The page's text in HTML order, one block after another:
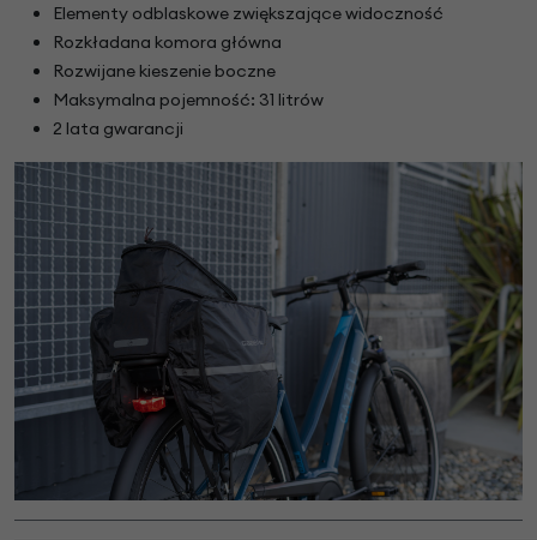
Elementy odblaskowe zwiększające widoczność
Rozkładana komora główna
Rozwijane kieszenie boczne
Maksymalna pojemność: 31 litrów
2 lata gwarancji